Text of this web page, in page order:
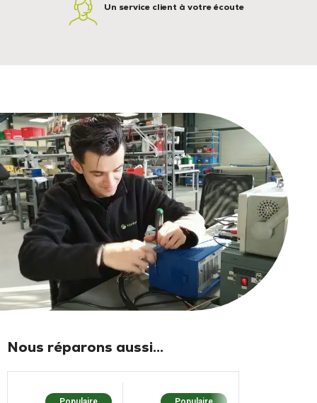
Un service client à votre écoute
Nous réparons aussi...